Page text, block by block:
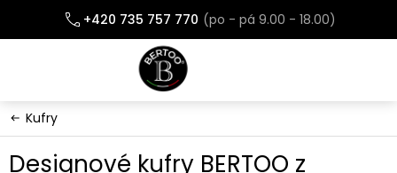
obsah
+420 735 757 770
Kufry
Designové kufry BERTOO z